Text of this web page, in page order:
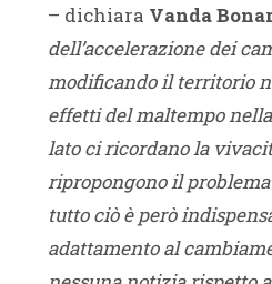
– dichiara Vanda
dell’accelerazione dei
modificando il territorio
effetti del maltempo
lato ci ricordano la
ripropongono il
tutto ciò è però
adattamento al